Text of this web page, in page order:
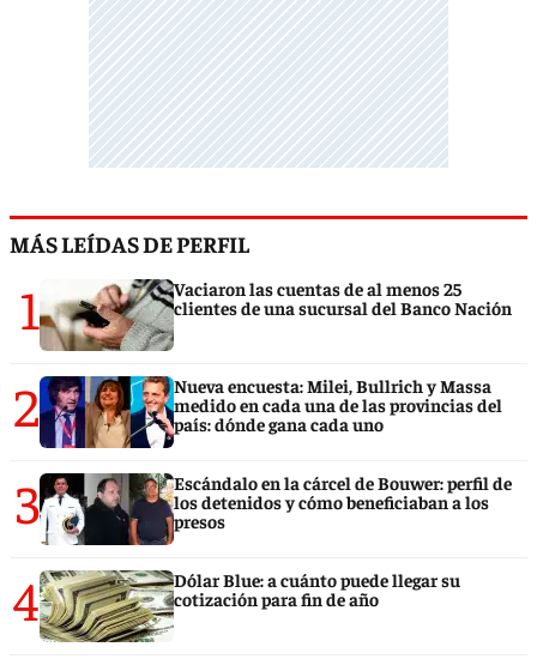
MÁS LEÍDAS DE PERFIL
1
Vaciaron las cuentas de al menos 25
clientes de una sucursal del Banco Nación
2
Nueva encuesta: Milei, Bullrich y Massa
medido en cada una de las provincias del
país: dónde gana cada uno
3
Escándalo en la cárcel de Bouwer: perfil de
los detenidos y cómo beneficiaban a los
presos
4
Dólar Blue: a cuánto puede llegar su
cotización para fin de año